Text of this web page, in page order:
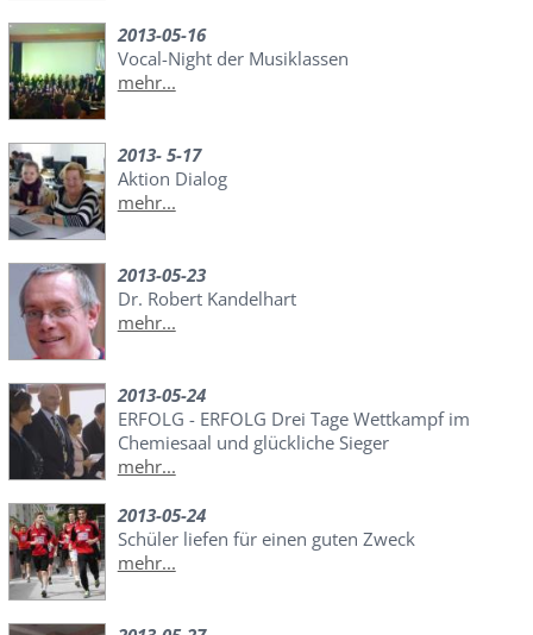
2013-05-16
Vocal-Night der Musiklassen
mehr...
2013- 5-17
Aktion Dialog
mehr...
2013-05-23
Dr. Robert Kandelhart
mehr...
2013-05-24
ERFOLG - ERFOLG Drei Tage Wettkampf im
Chemiesaal und glückliche Sieger
mehr...
2013-05-24
Schüler liefen für einen guten Zweck
mehr...